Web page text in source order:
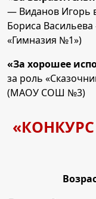
— Виданов Игорь
Бориса
«Гимназия №1»)
«За хорошее
за роль
(МАОУ СОШ №3)